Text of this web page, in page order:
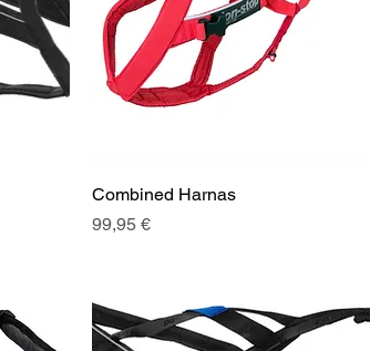
Combined Harnas
Prix
99,95 €